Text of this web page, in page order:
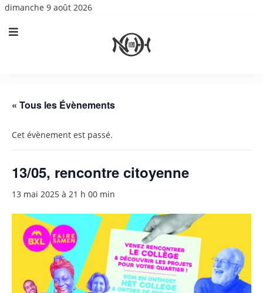
dimanche 9 août 2026
« Tous les Évènements
Cet évènement est passé.
13/05, rencontre citoyenne
13 mai 2025 à 21 h 00 min